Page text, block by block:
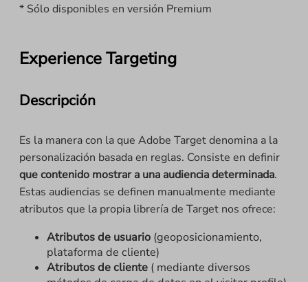
* Sólo disponibles en versión Premium
Experience Targeting
Descripción
Es la manera con la que Adobe Target denomina a la
personalización basada en reglas. Consiste en definir
que contenido mostrar a una audiencia determinada.
Estas audiencias se definen manualmente mediante
atributos que la propia librería de Target nos ofrece:
Atributos de usuario (geoposicionamiento,
plataforma de cliente)
Atributos de cliente ( mediante diversos